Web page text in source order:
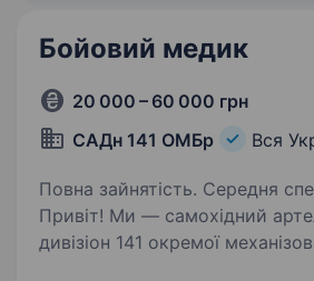
Бойовий медик
20 000 – 60 000 грн
САДн 141 ОМБр
Вся
Повна зайнятість. Середня
Привіт! Ми — самохідний
дивізіон 141 окремої